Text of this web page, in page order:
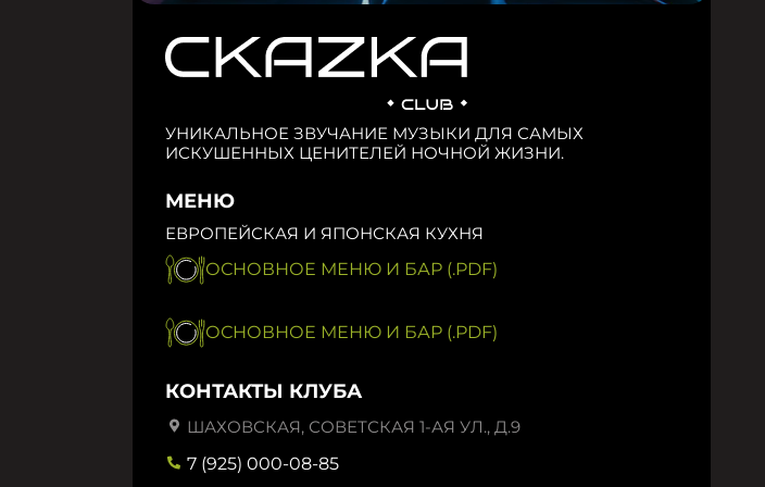
УНИКАЛЬНОЕ ЗВУЧАНИЕ МУЗЫКИ ДЛЯ САМЫХ
ИСКУШЕННЫХ ЦЕНИТЕЛЕЙ НОЧНОЙ ЖИЗНИ.
МЕНЮ
ЕВРОПЕЙСКАЯ И ЯПОНСКАЯ КУХНЯ
ОСНОВНОЕ МЕНЮ И БАР (.PDF)
ОСНОВНОЕ МЕНЮ И БАР (.PDF)
КОНТАКТЫ КЛУБА
ШАХОВСКАЯ, СОВЕТСКАЯ 1-АЯ УЛ., Д.9
7 (925) 000-08-85